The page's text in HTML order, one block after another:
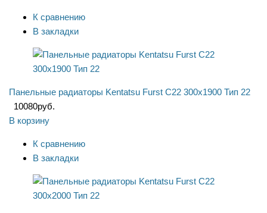
К сравнению
В закладки
Панельные радиаторы Kentatsu Furst C22 300x1900 Тип 22
10080руб.
В корзину
К сравнению
В закладки